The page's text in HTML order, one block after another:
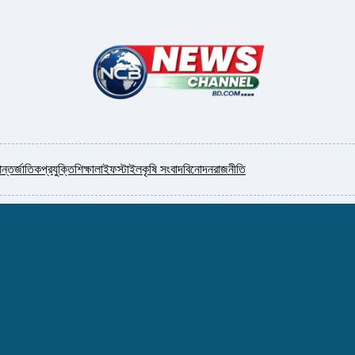
প্রযুক্তিশিক্ষালাইফস্টাইলকৃষি সংবাদবিনোদনরাজনীতি